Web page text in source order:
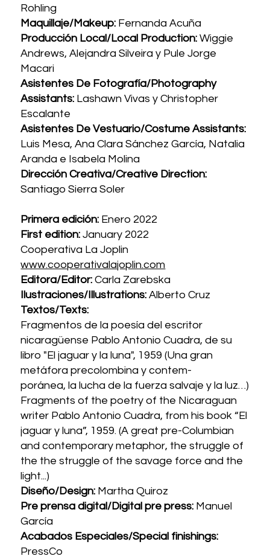
Rohling
Maquillaje/Makeup: Fernanda Acuña
Producción Local/Local Production:Wiggie
Andrews, Alejandra Silveira y Pule Jorge
Macari
Asistentes De Fotografía/Photography
Assistants: Lashawn Vivas y Christopher
Escalante
Asistentes De Vestuario/Costume Assistants:
Luis Mesa, Ana Clara Sánchez García, Natalia
Aranda e Isabela Molina
Dirección Creativa/Creative Direction:
Santiago Sierra Soler
Primera edición: Enero 2022
First edition:January 2022
Cooperativa La Joplin
www.cooperativalajoplin.com
Editora/Editor:Carla Zarebska
Ilustraciones/Illustrations:Alberto Cruz
Textos/Texts:
Fragmentos de la poesía del escritor
nicaragüense Pablo Antonio Cuadra, de su
libro "El jaguar y la luna", 1959 (Una gran
metáfora precolombina y contem-
poránea, la lucha de la fuerza salvaje y la luz…)
Fragments of the poetry of the Nicaraguan
writer Pablo Antonio Cuadra, from his book “El
jaguar y luna”, 1959. (A great pre-Columbian
and contemporary metaphor, the struggle of
the the struggle of the savage force and the
light...)
Diseño/Design: Martha Quiroz
Pre prensa digital/Digital pre press: Manuel
García
Acabados Especiales/Special finishings:
PressCo